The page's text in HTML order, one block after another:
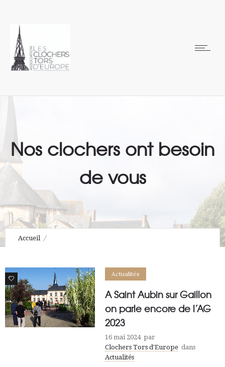
Nos clochers ont besoin
de vous
Accueil
1
Actualités
A Saint Aubin sur Gaillon
on parle encore de l’AG
2023
16 mai 2024 par
Clochers Tors d'Europe dans
Actualités